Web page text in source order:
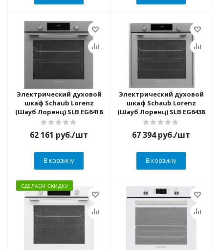
Электрический духовой
шкаф Schaub Lorenz
(Шауб Лоренц) SLB EG6418
62 161 руб./шт
В корзину
Электрический духовой
шкаф Schaub Lorenz
(Шауб Лоренц) SLB EG6438
67 394руб./шт
В корзину
СДЕЛАЕМ СКИДКУ